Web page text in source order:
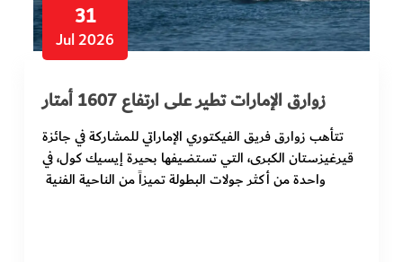
31
Jul 2026
زوارق الإمارات تطير على ارتفاع 1607 أمتار
تتأهب زوارق فريق الفيكتوري الإماراتي للمشاركة في جائزة
قيرغيزستان الكبرى، التي تستضيفها بحيرة إيسيك كول، في
واحدة من أكثر جولات البطولة تميزاً من الناحية الفنية